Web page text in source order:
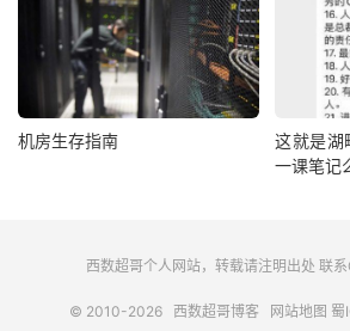
机房生存指南
这就是湖
一课笔记
西数超哥个人网站，转载请注明出处 联
© 2010-2026 西数超哥博客 网站地图 蜀